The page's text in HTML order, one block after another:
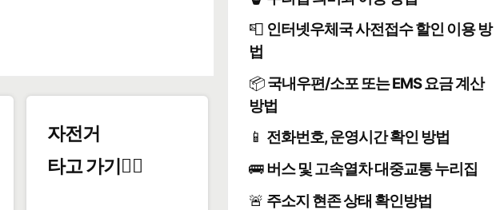
자전거
타고 가기🚴‍♀️
📮 인터넷우체국 사전접수 할인 이용 방
법
📦국내우편/소포 또는 EMS 요금 계산
방법
📱 전화번호, 운영시간 확인 방법
🚌버스 및 고속열차 대중교통 누리집
🚨 주소지 현존 상태 확인방법